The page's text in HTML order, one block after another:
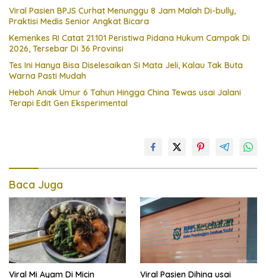
Viral Pasien BPJS Curhat Menunggu 8 Jam Malah Di-bully,
Praktisi Medis Senior Angkat Bicara
Kemenkes RI Catat 21.101 Peristiwa Pidana Hukum Campak Di
2026, Tersebar Di 36 Provinsi
Tes Ini Hanya Bisa Diselesaikan Si Mata Jeli, Kalau Tak Buta
Warna Pasti Mudah
Heboh Anak Umur 6 Tahun Hingga China Tewas usai Jalani
Terapi Edit Gen Eksperimental
Baca Juga
Viral Mi Ayam Di Micin Viral Pasien Dihina usai